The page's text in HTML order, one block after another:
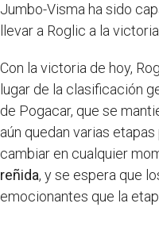
Jumbo-Visma ha sido
llevar a Roglic a la victoria.
Con la victoria de hoy,
lugar de la clasificación
de Pogacar, que se
aún quedan varias
cambiar en cualquier
reñida, y se espera que
emocionantes que la